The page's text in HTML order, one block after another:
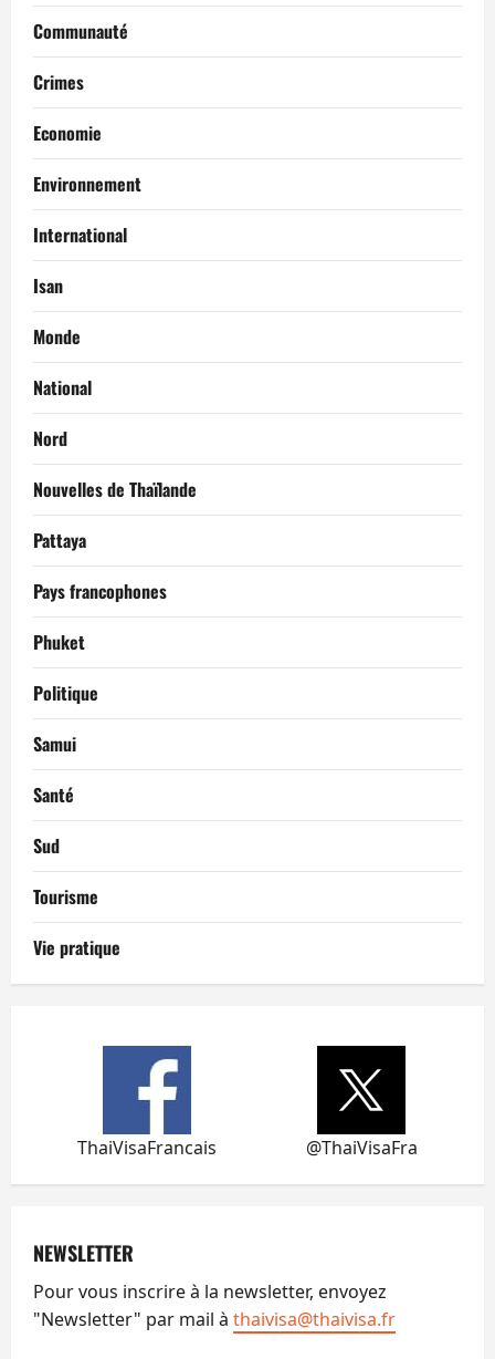
Communauté
Crimes
Economie
Environnement
International
Isan
Monde
National
Nord
Nouvelles de Thaïlande
Pattaya
Pays francophones
Phuket
Politique
Samui
Santé
Sud
Tourisme
Vie pratique
ThaiVisaFrancais @ThaiVisaFra
NEWSLETTER
Pour vous inscrire à la newsletter, envoyez
"Newsletter" par mail à thaivisa@thaivisa.fr